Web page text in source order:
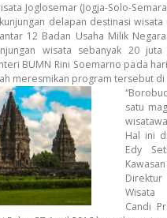
Joglosemar (Jogja-Solo-
delapan destinasi
12 Badan Usaha Milik
wisata sebanyak 20
BUMN Rini Soemarno pada
meresmikan program tersebut di
satu
Hal ini
Edy
Wisata
Candi